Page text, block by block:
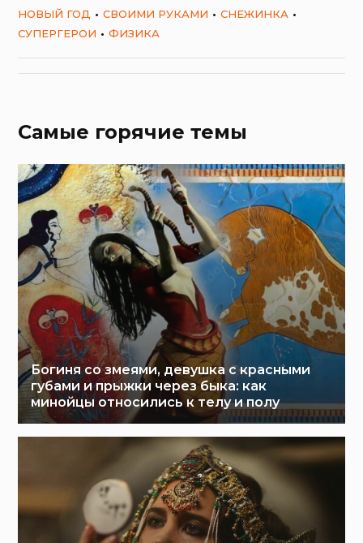
НОВЫЙ ГОД
СВОИМИ РУКАМИ
СНЕЖИНКА
СУПЕРГЕРОИ
ФИЗИКА
Самые горячие темы
Богиня со змеями, девушка с красными
губами и прыжки через быка: как
минойцы относились к телу и полу